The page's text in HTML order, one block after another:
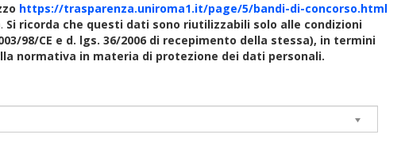
https://trasparenza.uniroma1.it/page/5/bandi-di-concorso.html
Si ricorda che questi dati sono riutilizzabili solo alle condizioni
98/CE e d. lgs. 36/2006 di recepimento della stessa), in termini
normativa in materia di protezione dei dati personali.